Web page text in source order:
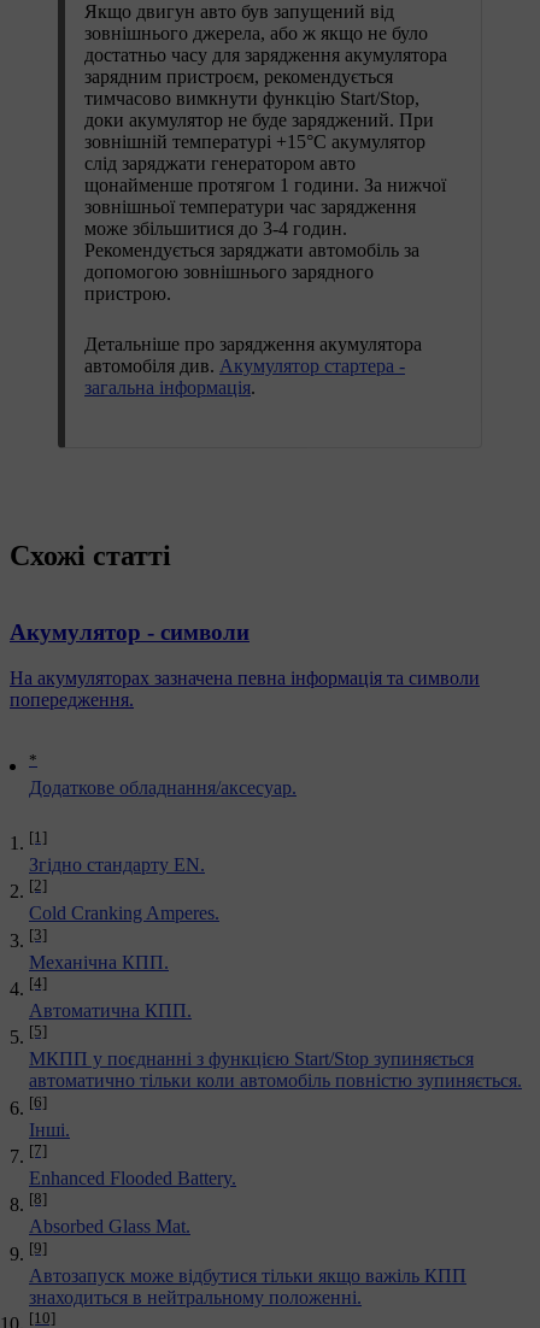
Якщо двигун авто був запущений від
зовнішнього джерела, або ж якщо не було
достатньо часу для зарядження акумулятора
зарядним пристроєм, рекомендується
тимчасово вимкнути функцію Start/Stop,
доки акумулятор не буде заряджений. При
зовнішній температурі +15°C акумулятор
слід заряджати генератором авто
щонайменше протягом 1 години. За нижчої
зовнішньої температури час зарядження
може збільшитися до 3-4 годин.
Рекомендується заряджати автомобіль за
допомогою зовнішнього зарядного
пристрою.
Детальніше про зарядження акумулятора
автомобіля див. Акумулятор стартера -
загальна інформація.
*
Додаткове обладнання/аксесуар.
[1]
Згідно стандарту EN.
[2]
Cold Cranking Amperes.
[3]
Механічна КПП.
[4]
Автоматична КПП.
[5]
МКПП у поєднанні з функцією Start/Stop зупиняється
автоматично тільки коли автомобіль повністю зупиняється.
[6]
Інші.
[7]
Enhanced Flooded Battery.
[8]
Absorbed Glass Mat.
[9]
Автозапуск може відбутися тільки якщо важіль КПП
знаходиться в нейтральному положенні.
[10]
Схожі статті
Акумулятор - символи
На акумуляторах зазначена певна інформація та символи
попередження.